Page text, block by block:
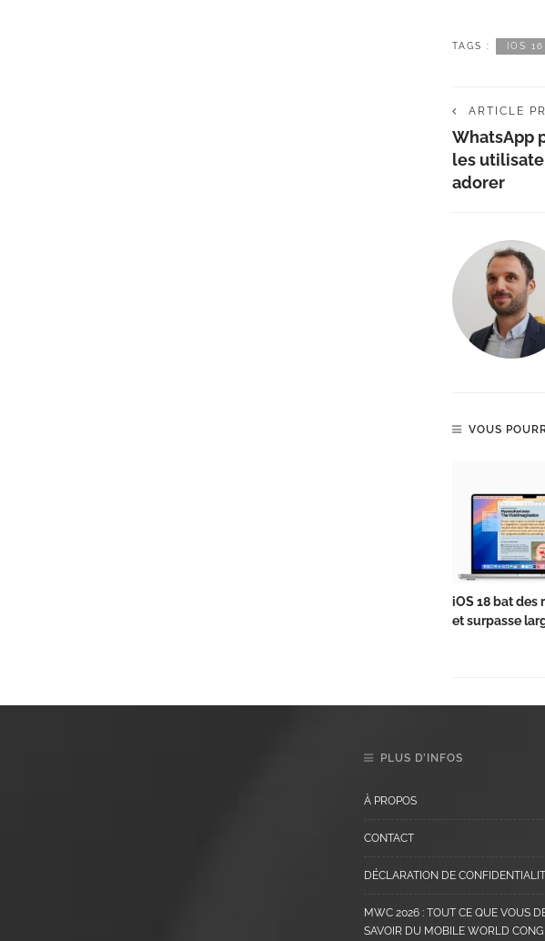
TAGS : IOS 16
ARTICLE
WhatsApp
les
adorer
VOUS
iOS 18 bat des
et surpasse
PLUS D’INFOS
À PROPOS
CONTACT
DÉCLARATION DE
MWC 2026 : TOUT CE QUE VOUS
SAVOIR DU MOBILE WORLD